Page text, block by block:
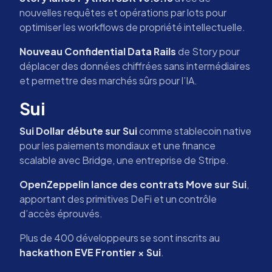
nouvelles requêtes et opérations par lots pour
optimiser les workflows de propriété intellectuelle.
Nouveau Confidential Data Railsde Story pour
déplacer des données chiffrées sans intermédiaires
et permettre des marchés sûrs pour l’IA.
Sui
Sui Dollar débute sur Suicomme stablecoin native
pour les paiements mondiaux et une finance
scalable avec Bridge, une entreprise de Stripe.
OpenZeppelin lance des contrats Move sur Sui,
apportant des primitives DeFi et un contrôle
d’accès éprouvés.
Plus de 400 développeurs se sont inscrits au
hackathon EVE Frontier × Sui.